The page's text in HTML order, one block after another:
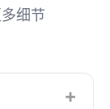
细节
+